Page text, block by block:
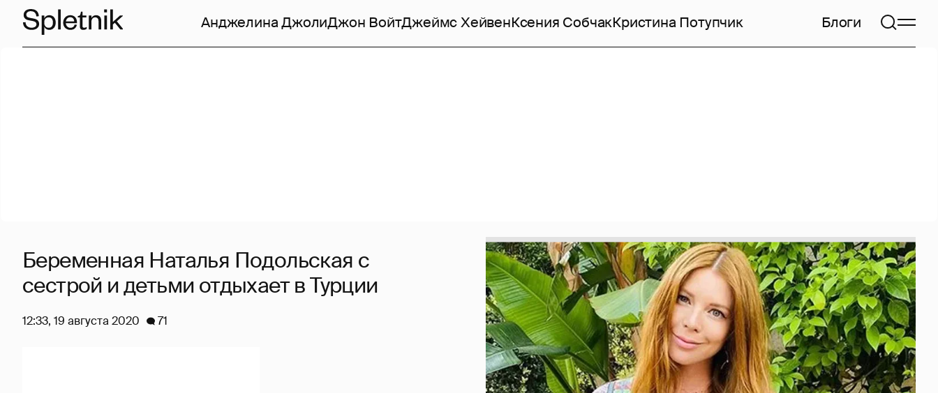
Анджелина ДжолиДжон ВойтДжеймс ХейвенКсения СобчакКристина Потупчик Блоги
Беременная Наталья Подольская с
сестрой и детьми отдыхает в Турции
12:33, 19 августа 2020 71